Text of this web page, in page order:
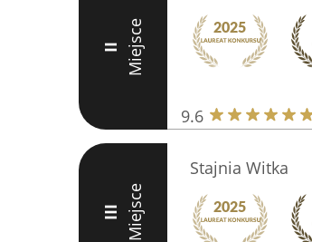
II Miejsce
9.6
III Miejsce
Stajnia Witka